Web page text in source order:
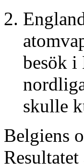
besök i
skulle
Belgiens